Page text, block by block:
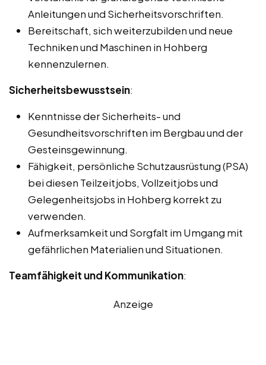
Anleitungen und Sicherheitsvorschriften.
Bereitschaft, sich weiterzubilden und neue
Techniken und Maschinen in Hohberg
kennenzulernen.
Sicherheitsbewusstsein:
Kenntnisse der Sicherheits- und
Gesundheitsvorschriften im Bergbau und der
Gesteinsgewinnung.
Fähigkeit, persönliche Schutzausrüstung (PSA)
bei diesen Teilzeitjobs, Vollzeitjobs und
Gelegenheitsjobs in Hohberg korrekt zu
verwenden.
Aufmerksamkeit und Sorgfalt im Umgang mit
gefährlichen Materialien und Situationen.
Teamfähigkeit und Kommunikation:
Anzeige